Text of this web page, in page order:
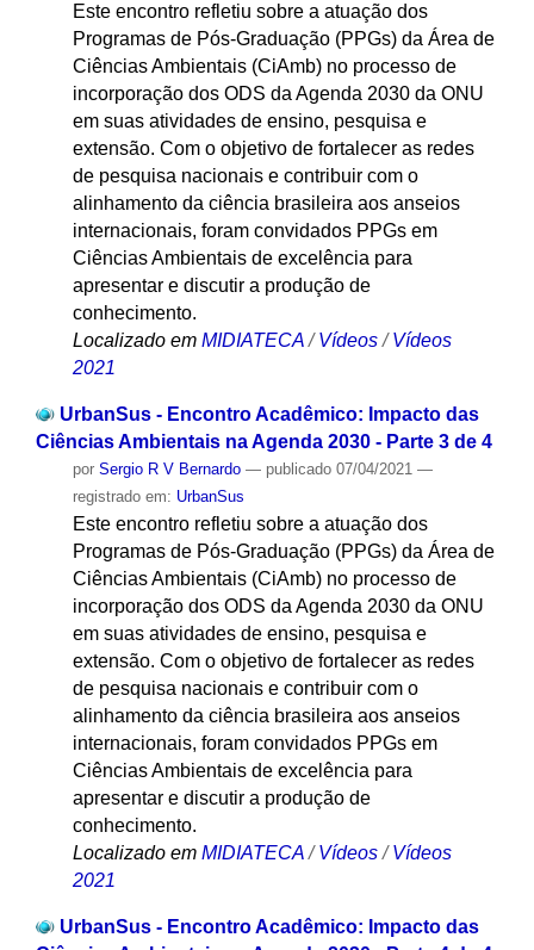
Este encontro refletiu sobre a atuação dos
Programas de Pós-Graduação (PPGs) da Área de
Ciências Ambientais (CiAmb) no processo de
incorporação dos ODS da Agenda 2030 da ONU
em suas atividades de ensino, pesquisa e
extensão. Com o objetivo de fortalecer as redes
de pesquisa nacionais e contribuir com o
alinhamento da ciência brasileira aos anseios
internacionais, foram convidados PPGs em
Ciências Ambientais de excelência para
apresentar e discutir a produção de
conhecimento.
Localizado em MIDIATECA /Vídeos /Vídeos
2021
UrbanSus - Encontro Acadêmico: Impacto das
Ciências Ambientais na Agenda 2030 - Parte 3 de 4
por Sergio R V Bernardo — publicado07/04/2021 —
registrado em: UrbanSus
Este encontro refletiu sobre a atuação dos
Programas de Pós-Graduação (PPGs) da Área de
Ciências Ambientais (CiAmb) no processo de
incorporação dos ODS da Agenda 2030 da ONU
em suas atividades de ensino, pesquisa e
extensão. Com o objetivo de fortalecer as redes
de pesquisa nacionais e contribuir com o
alinhamento da ciência brasileira aos anseios
internacionais, foram convidados PPGs em
Ciências Ambientais de excelência para
apresentar e discutir a produção de
conhecimento.
Localizado em MIDIATECA /Vídeos /Vídeos
2021
UrbanSus - Encontro Acadêmico: Impacto das